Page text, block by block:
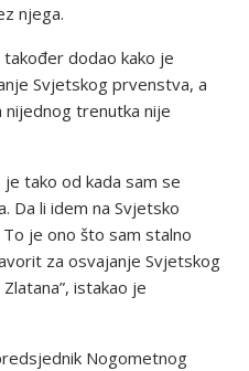
njega.
dodao kako je
Svjetskog prvenstva, a
nijednog trenutka nije
je tako od kada sam se
Da li idem na Svjetsko
je ono što sam stalno
za osvajanje Svjetskog
istakao je
Nogometnog